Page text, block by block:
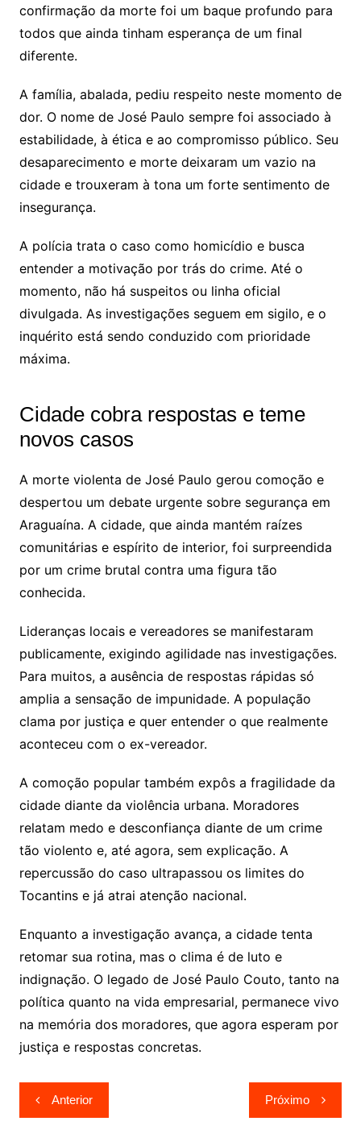
confirmação da morte foi um baque profundo para
todos que ainda tinham esperança de um final
diferente.
A família, abalada, pediu respeito neste momento de
dor. O nome de José Paulo sempre foi associado à
estabilidade, à ética e ao compromisso público. Seu
desaparecimento e morte deixaram um vazio na
cidade e trouxeram à tona um forte sentimento de
insegurança.
A polícia trata o caso como homicídio e busca
entender a motivação por trás do crime. Até o
momento, não há suspeitos ou linha oficial
divulgada. As investigações seguem em sigilo, e o
inquérito está sendo conduzido com prioridade
máxima.
Cidade cobra respostas e teme
novos casos
A morte violenta de José Paulo gerou comoção e
despertou um debate urgente sobre segurança em
Araguaína. A cidade, que ainda mantém raízes
comunitárias e espírito de interior, foi surpreendida
por um crime brutal contra uma figura tão
conhecida.
Lideranças locais e vereadores se manifestaram
publicamente, exigindo agilidade nas investigações.
Para muitos, a ausência de respostas rápidas só
amplia a sensação de impunidade. A população
clama por justiça e quer entender o que realmente
aconteceu com o ex-vereador.
A comoção popular também expôs a fragilidade da
cidade diante da violência urbana. Moradores
relatam medo e desconfiança diante de um crime
tão violento e, até agora, sem explicação. A
repercussão do caso ultrapassou os limites do
Tocantins e já atrai atenção nacional.
Enquanto a investigação avança, a cidade tenta
retomar sua rotina, mas o clima é de luto e
indignação. O legado de José Paulo Couto, tanto na
política quanto na vida empresarial, permanece vivo
na memória dos moradores, que agora esperam por
justiça e respostas concretas.
Navegação
de
Anterior Próximo